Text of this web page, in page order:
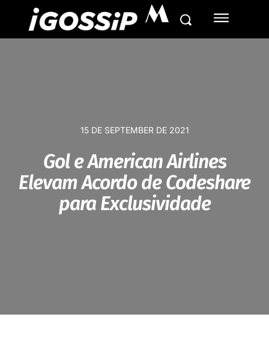
M
15 DE SEPTEMBER DE 2021
Gol e American Airlines
Elevam Acordo de Codeshare
para Exclusividade